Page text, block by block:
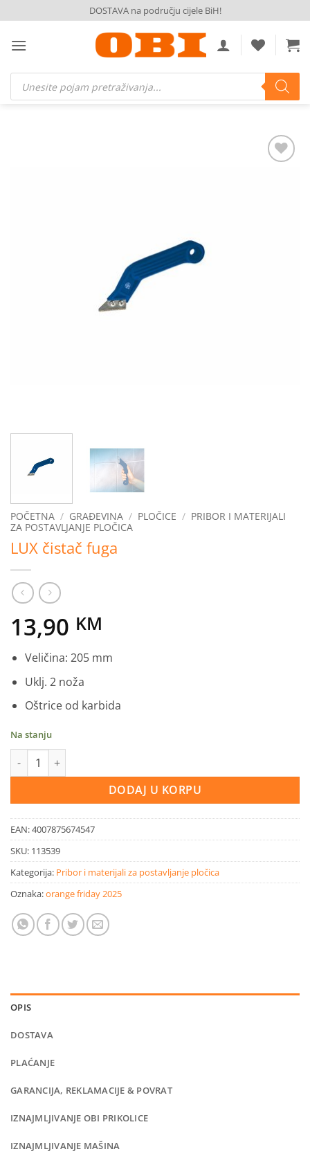
to
content
DOSTAVA na području cijele BiH!
Products
search
POČETNA / GRAĐEVINA / PLOČICE / PRIBOR I MATERIJALI
ZA POSTAVLJANJE PLOČICA
LUX čistač fuga
13,90 KM
Veličina: 205 mm
Uklj. 2 noža
Oštrice od karbida
Na stanju
LUX čistač fuga količina
DODAJ U KORPU
EAN:4007875674547
SKU: 113539
Kategorija: Pribor i materijali za postavljanje pločica
Oznaka:orange friday 2025
OPIS
DOSTAVA
PLAĆANJE
GARANCIJA, REKLAMACIJE & POVRAT
IZNAJMLJIVANJE OBI PRIKOLICE
IZNAJMLJIVANJE MAŠINA